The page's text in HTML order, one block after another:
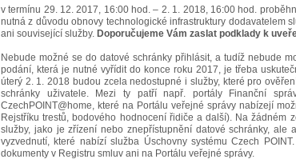
v termínu 29. 12. 2017, 16:00 hod. – 2. 1. 2018, 16:00 hod.
nutná z důvodu obnovy technologické infrastruktury dodavatelem
ani související služby. Doporučujeme Vám zaslat podklady k
Nebude možné se do datové schránky přihlásit, a tudíž nebude
podání, která je nutné vyřídit do konce roku 2017, je třeba
úterý 2. 1. 2018 budou zcela nedostupné i služby, které pro
schránky uživatele. Mezi ty patří např. portály Finanční
CzechPOINT@home, které na Portálu veřejné správy nabízejí
Rejstříku trestů, bodového hodnocení řidiče a další). Na žádném
služby, jako je zřízení nebo znepřístupnění datové schránky,
vyzvednutí, které nabízí služba Úschovny systému Czech
dokumenty v Registru smluv ani na Portálu veřejné správy.